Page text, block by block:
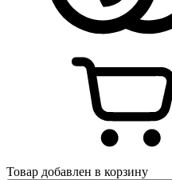
Товар добавлен в корзину